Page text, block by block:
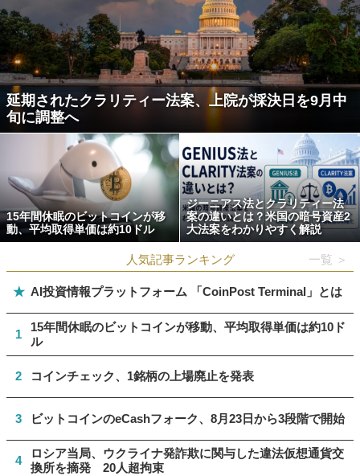
延期されたクラリティー法案、上院が採決日を9月中
旬に調整へ
15年間休眠のビットコインが移
動、平均取得単価は約10ドル
ジーニアス法とクラリティー法
案の違いとは？米国の暗号資産2
大法案をわかりやすく解説
人気記事ランキング 一覧 ＞
★ AI投資情報プラットフォーム 「CoinPost Terminal」とは
1
15年間休眠のビットコインが移動、平均取得単価は約10ド
ル
2 コインチェック、1銘柄の上場廃止を発表
3 ビットコインのeCashフォーク、8月23日から3段階で開始
4
ロシア当局、ウクライナ発詐欺に関与した違法仮想通貨交
換所を摘発 20人超拘束